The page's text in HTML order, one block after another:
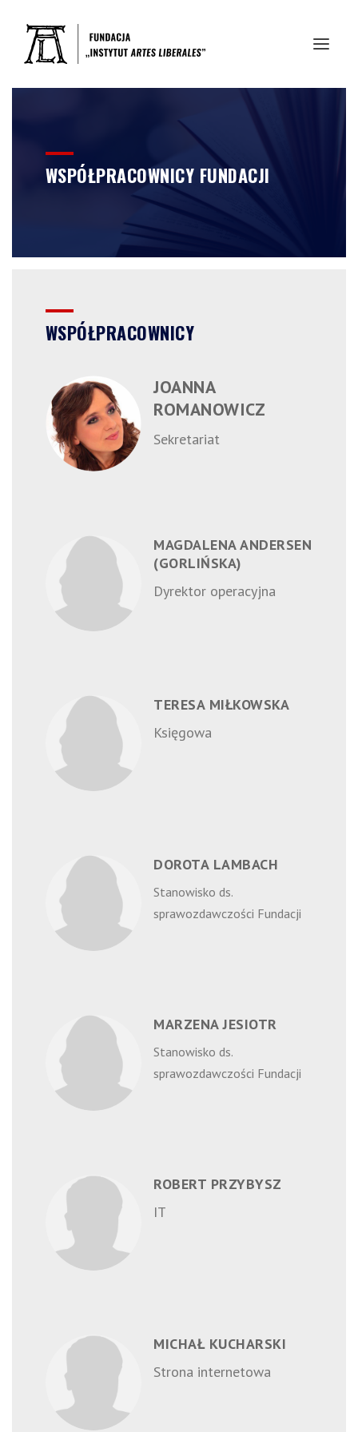
WSPÓŁPRACOWNICY FUNDACJI
WSPÓŁPRACOWNICY
JOANNA
ROMANOWICZ
Sekretariat
MAGDALENA ANDERSEN
(GORLIŃSKA)
Dyrektor operacyjna
TERESA MIŁKOWSKA
Księgowa
DOROTA LAMBACH
Stanowisko ds.
sprawozdawczości Fundacji
MARZENA JESIOTR
Stanowisko ds.
sprawozdawczości Fundacji
ROBERT PRZYBYSZ
IT
MICHAŁ KUCHARSKI
Strona internetowa